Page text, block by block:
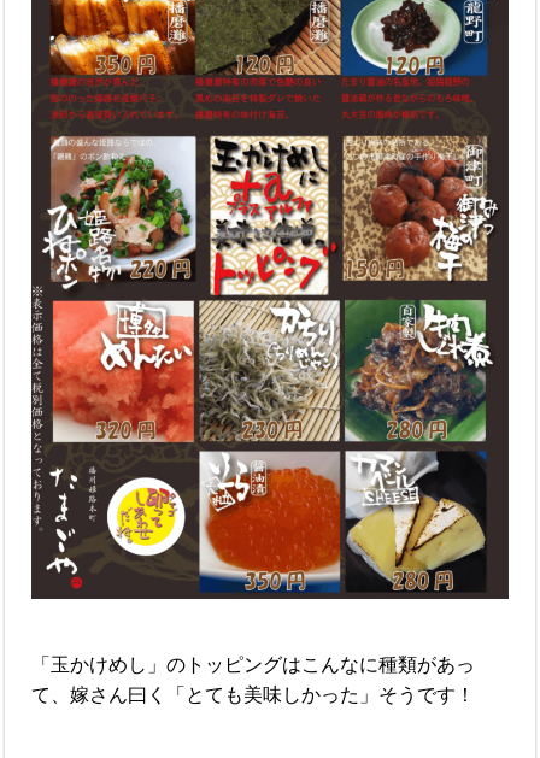
「玉かけめし」のトッピングはこんなに種類があっ
て、嫁さん曰く「とても美味しかった」そうです！